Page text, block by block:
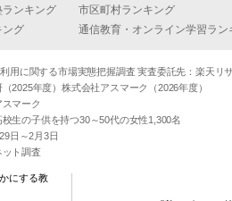
ンキング
市区町村ランキング
ング
通信教育・オンライン学習ラン
用に関する市場実態把握調査 実査委託先：楽天リ
2025年度）株式会社アスマーク（2026年度）
スマーク
の子供を持つ30～50代の女性1,300名
日～2月3日
ト調査